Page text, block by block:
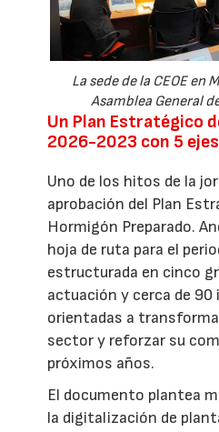
La sede de la CEOE en
Asamblea General
Un Plan Estratégico
2026-2023 con 5
Uno de los hitos de la
aprobación del Plan
Hormigón Preparado.
hoja de ruta para el
estructurada en cinco
actuación y cerca de
orientadas a
sector y reforzar su
próximos años.
El documento plantea
la digitalización de